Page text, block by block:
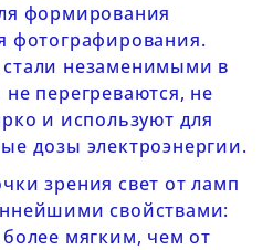
формирования
фотографирования.
стали незаменимыми в
перегреваются, не
и используют для
дозы электроэнергии.
зрения свет от ламп
свойствами:
мягким, чем от